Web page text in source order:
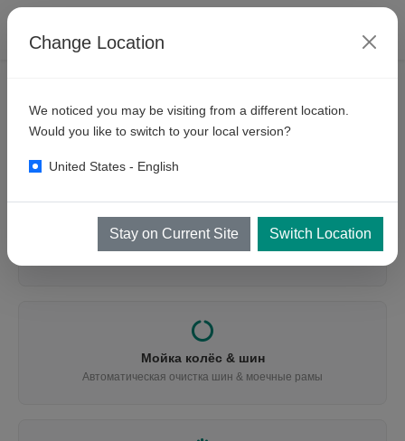
ЧТО ВЫ ИЩЕТЕ?
Найдите подходящее оборудование
Мойка транспорта
Мойка колёс & шин
Автоматическая очистка шин & моечные рамы
Change Location
We noticed you may be visiting from a different location.
Would you like to switch to your local version?
United States - English
Stay on Current Site Switch Location